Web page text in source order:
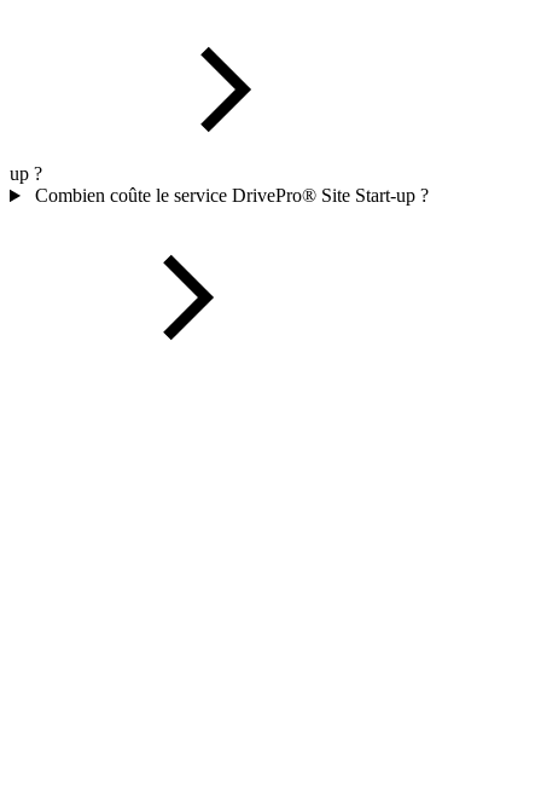
up ?
Combien coûte le service DrivePro® Site Start-up ?